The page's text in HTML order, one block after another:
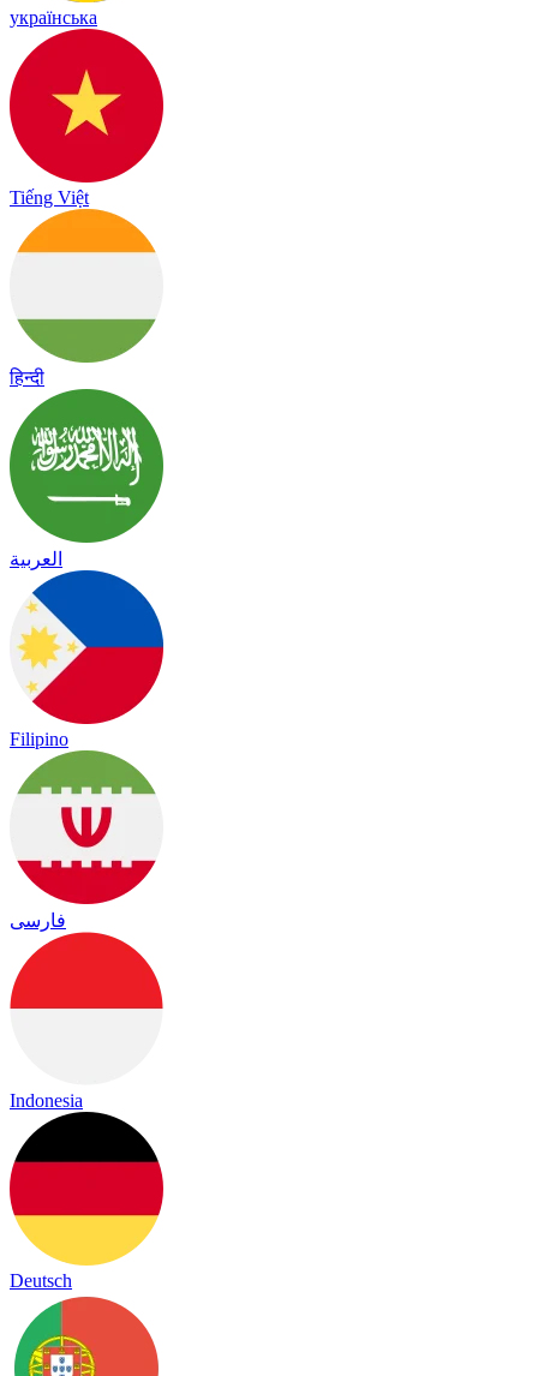
українська
Tiếng Việt
हिन्दी
العربية
Filipino
فارسی
Indonesia
Deutsch